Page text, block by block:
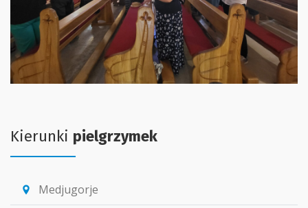
Kierunki pielgrzymek
location_pin Medjugorje